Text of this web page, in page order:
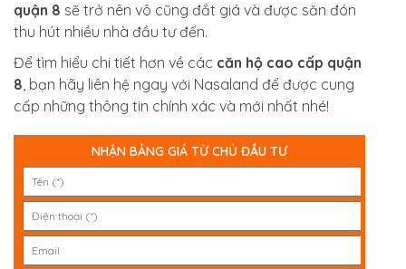
quận 8 sẽ trở nên vô cũng đắt giá và được săn đón
thu hút nhiều nhà đầu tư đến.
Để tìm hiểu chi tiết hơn về các căn hộ cao cấp quận
8, bạn hãy liên hệ ngay với Nasaland để được cung
cấp những thông tin chính xác và mới nhất nhé!
NHẬN BẢNG GIÁ TỪ CHỦ ĐẦU TƯ